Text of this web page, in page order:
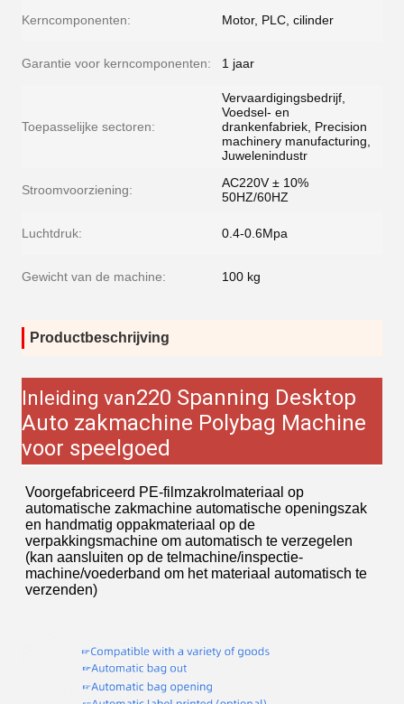
Kerncomponenten: Motor, PLC, cilinder
Garantie voor kerncomponenten: 1 jaar
Toepasselijke sectoren:
Vervaardigingsbedrijf,
Voedsel- en
drankenfabriek, Precision
machinery manufacturing,
Juwelenindustr
Stroomvoorziening:
AC220V ± 10%
50HZ/60HZ
Luchtdruk: 0.4-0.6Mpa
Gewicht van de machine: 100 kg
Productbeschrijving
Inleiding van220 Spanning Desktop
Auto zakmachine Polybag Machine
voor speelgoed
Voorgefabriceerd PE-filmzakrolmateriaal op
automatische zakmachine automatische openingszak
en handmatig oppakmateriaal op de
verpakkingsmachine om automatisch te verzegelen
(kan aansluiten op de telmachine/inspectie-
machine/voederband om het materiaal automatisch te
verzenden)